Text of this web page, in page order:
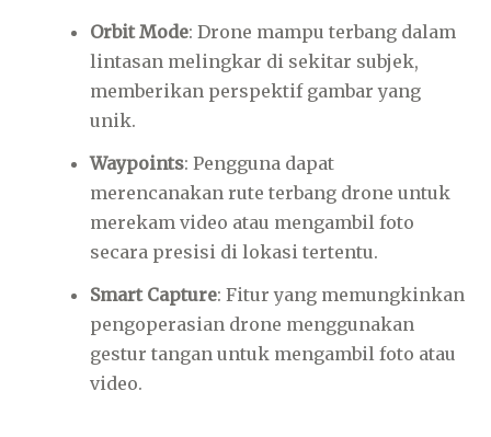
Orbit Mode: Drone mampu terbang dalam
lintasan melingkar di sekitar subjek,
memberikan perspektif gambar yang
unik.
Waypoints: Pengguna dapat
merencanakan rute terbang drone untuk
merekam video atau mengambil foto
secara presisi di lokasi tertentu.
Smart Capture: Fitur yang memungkinkan
pengoperasian drone menggunakan
gestur tangan untuk mengambil foto atau
video.